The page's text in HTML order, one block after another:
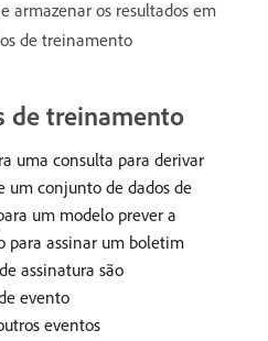
armazenar os resultados em
de treinamento
de treinamento
uma consulta para derivar
um conjunto de dados de
um modelo prever a
para assinar um boletim
assinatura são
evento
eventos